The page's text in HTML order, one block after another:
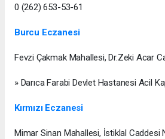
0 (262) 653-53-61
Burcu Eczanesi
Fevzi Çakmak Mahallesi, Dr.Zeki Acar
» Darıca Farabi Devlet Hastanesi Acil
Kırmızı Eczanesi
Mimar Sinan Mahallesi, İstiklal Caddesi